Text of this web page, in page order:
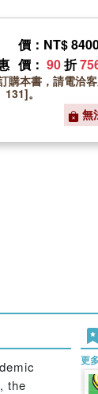
價 ：NT$
價 ： 90折
購本書，請電洽
。
無
the
更多